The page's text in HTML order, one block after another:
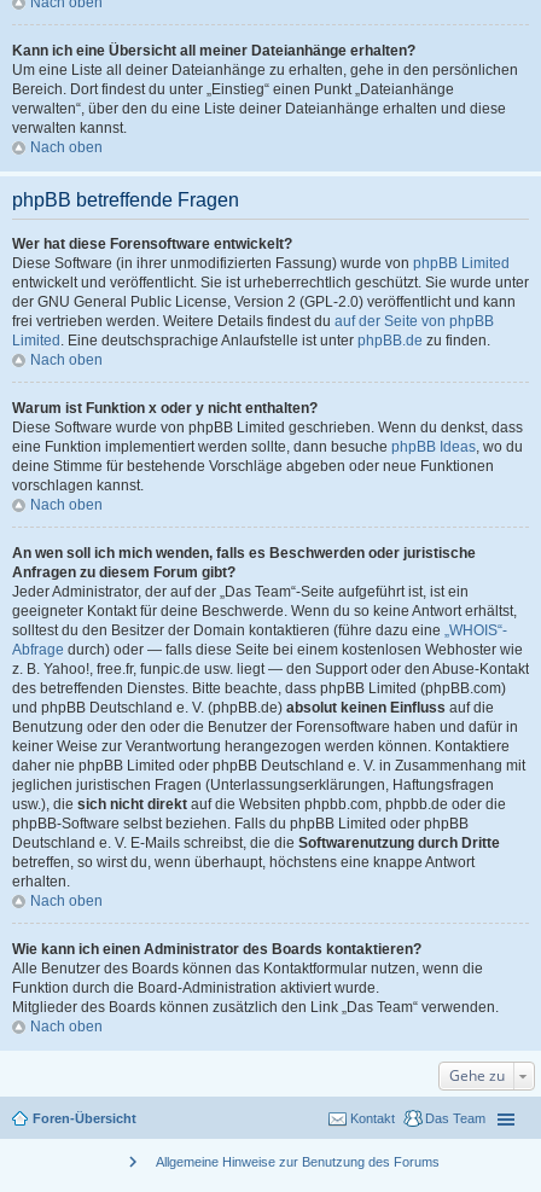
Kann ich eine Übersicht all meiner Dateianhänge erhalten?
Um eine Liste all deiner Dateianhänge zu erhalten, gehe in den persönlichen
Bereich. Dort findest du unter „Einstieg“ einen Punkt „Dateianhänge
verwalten“, über den du eine Liste deiner Dateianhänge erhalten und diese
verwalten kannst.
Nach oben
phpBB betreffende Fragen
Wer hat diese Forensoftware entwickelt?
Diese Software (in ihrer unmodifizierten Fassung) wurde von phpBB Limited
entwickelt und veröffentlicht. Sie ist urheberrechtlich geschützt. Sie wurde unter
der GNU General Public License, Version 2 (GPL-2.0) veröffentlicht und kann
frei vertrieben werden. Weitere Details findest du auf der Seite von phpBB
Limited . Eine deutschsprachige Anlaufstelle ist unter phpBB.de zu finden.
Nach oben
Warum ist Funktion x oder y nicht enthalten?
Diese Software wurde von phpBB Limited geschrieben. Wenn du denkst, dass
eine Funktion implementiert werden sollte, dann besuche phpBB Ideas, wo du
deine Stimme für bestehende Vorschläge abgeben oder neue Funktionen
vorschlagen kannst.
Nach oben
An wen soll ich mich wenden, falls es Beschwerden oder juristische
Anfragen zu diesem Forum gibt?
Jeder Administrator, der auf der „Das Team“-Seite aufgeführt ist, ist ein
geeigneter Kontakt für deine Beschwerde. Wenn du so keine Antwort erhältst,
solltest du den Besitzer der Domain kontaktieren (führe dazu eine „WHOIS“-
Abfrage durch) oder — falls diese Seite bei einem kostenlosen Webhoster wie
z. B. Yahoo!, free.fr, funpic.de usw. liegt — den Support oder den Abuse-Kontakt
des betreffenden Dienstes. Bitte beachte, dass phpBB Limited (phpBB.com)
und phpBB Deutschland e. V. (phpBB.de) absolut keinen Einfluss auf die
Benutzung oder den oder die Benutzer der Forensoftware haben und dafür in
keiner Weise zur Verantwortung herangezogen werden können. Kontaktiere
daher nie phpBB Limited oder phpBB Deutschland e. V. in Zusammenhang mit
jeglichen juristischen Fragen (Unterlassungserklärungen, Haftungsfragen
usw.), die sich nicht direkt auf die Websiten phpbb.com, phpbb.de oder die
phpBB-Software selbst beziehen. Falls du phpBB Limited oder phpBB
Deutschland e. V. E-Mails schreibst, die die Softwarenutzung durch Dritte
betreffen, so wirst du, wenn überhaupt, höchstens eine knappe Antwort
erhalten.
Nach oben
Wie kann ich einen Administrator des Boards kontaktieren?
Alle Benutzer des Boards können das Kontaktformular nutzen, wenn die
Funktion durch die Board-Administration aktiviert wurde.
Mitglieder des Boards können zusätzlich den Link „Das Team“ verwenden.
Nach oben
Gehe zu
Foren-Übersicht Das Team
Kontakt
chevron_right Allgemeine Hinweise zur Benutzung des Forums